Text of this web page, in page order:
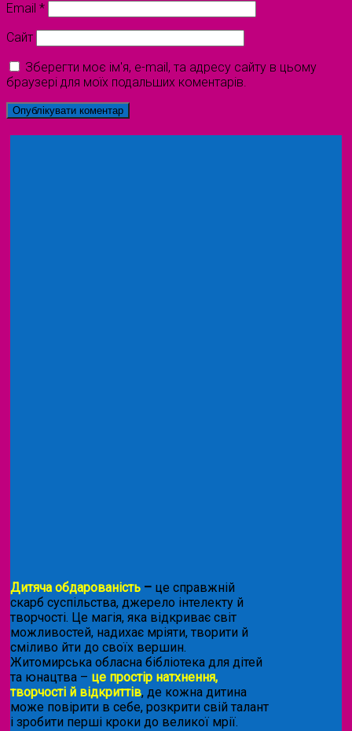
Email *
Сайт
Зберегти моє ім'я, e-mail, та адресу сайту в цьому
браузері для моїх подальших коментарів.
Дитяча обдарованість – це справжній
скарб суспільства, джерело інтелекту й
творчості. Це магія, яка відкриває світ
можливостей, надихає мріяти, творити й
сміливо йти до своїх вершин.
Житомирська обласна бібліотека для дітей
та юнацтва – це простір натхнення,
творчості й відкриттів, де кожна дитина
може повірити в себе, розкрити свій талант
і зробити перші кроки до великої мрії.